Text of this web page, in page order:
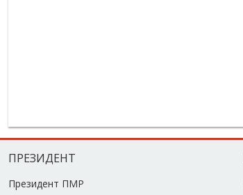
ПРЕЗИДЕНТ
Президент ПМР